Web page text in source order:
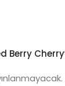
Berry